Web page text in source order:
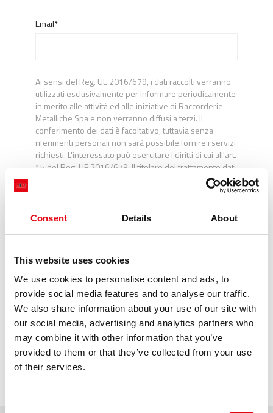
Consent Details About
This website uses cookies
We use cookies to personalise content and ads, to
provide social media features and to analyse our traffic.
We also share information about your use of our site with
our social media, advertising and analytics partners who
may combine it with other information that you’ve
provided to them or that they’ve collected from your use
of their services.
DOWNLOAD
Email*
Ai sensi del Reg. UE 2016/679, i dati raccolti verranno
utilizzati esclusivamente per informare periodicamente
in merito alle attività ed alle iniziative di Raccorderie
Metalliche Spa e non verranno diffusi a terzi. Il
conferimento dei dati è facoltativo, tuttavia senza
riferimenti personali non sarà possibile fornire i servizi
richiesti. L'interessato può esercitare i diritti di cui all'art.
15 del Reg. UE 2016/679. Il titolare del trattamento dati
è Raccorderie Metalliche Spa - Strada Sabbionetana,
59 - 46010 Campitello di Marcaria - Mantova – Italy.
[Privacy e Cookie Policy]
Accetto*